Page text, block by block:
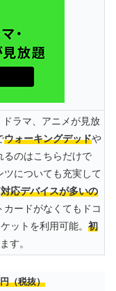
ラマ、アニメが見放
ウォーキングデッドや
るのはこちらだけで
についても充実して
対応デバイスが多いの
カードがなくてもドコ
ットを利用可能。 初
す。
（税抜）